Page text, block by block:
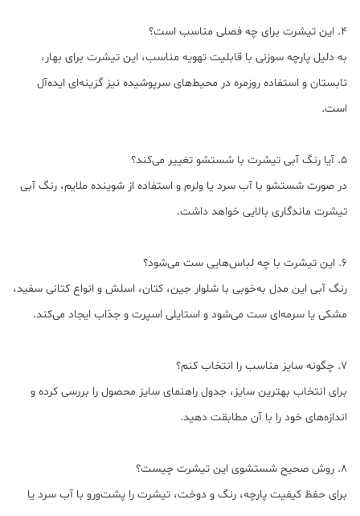
4. این تیشرت برای چه فصلی مناسب است؟
به دلیل پارچه سوزنی با قابلیت تهویه مناسب، این تیشرت برای بهار،
تابستان و استفاده روزمره در محیط‌های سرپوشیده نیز گزینه‌ای ایده‌آل
است.
5. آیا رنگ آبی تیشرت با شستشو تغییر می‌کند؟
در صورت شستشو با آب سرد یا ولرم و استفاده از شوینده ملایم، رنگ آبی
تیشرت ماندگاری بالایی خواهد داشت.
6. این تیشرت با چه لباس‌هایی ست می‌شود؟
رنگ آبی این مدل به‌خوبی با شلوار جین، کتان، اسلش و انواع کتانی سفید،
مشکی یا سرمه‌ای ست می‌شود و استایلی اسپرت و جذاب ایجاد می‌کند.
7. چگونه سایز مناسب را انتخاب کنم؟
برای انتخاب بهترین سایز، جدول راهنمای سایز محصول را بررسی کرده و
اندازه‌های خود را با آن مطابقت دهید.
8. روش صحیح شستشوی این تیشرت چیست؟
برای حفظ کیفیت پارچه، رنگ و دوخت، تیشرت را پشت‌ورو با آب سرد یا